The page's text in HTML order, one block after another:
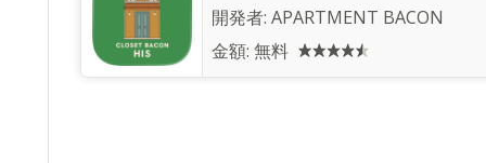
開発者: APARTMENT BACON
金額: 無料